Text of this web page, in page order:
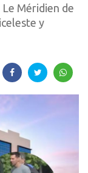
Méridien de
y